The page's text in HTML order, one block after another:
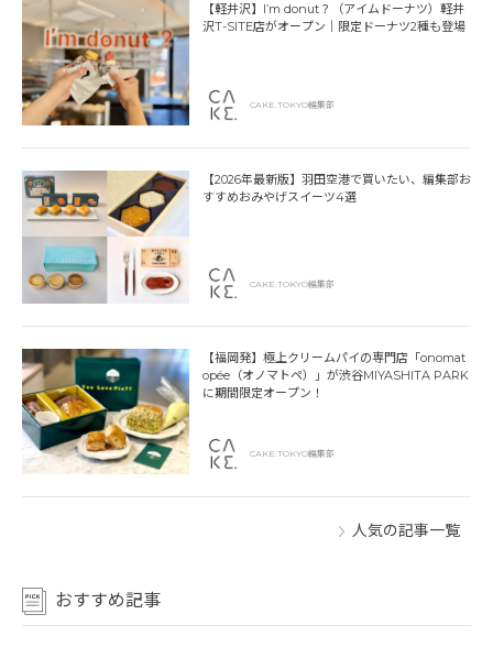
【軽井沢】I’m donut？（アイムドーナツ）軽井
沢T-SITE店がオープン｜限定ドーナツ2種も登場
CAKE.TOKYO編集部
【2026年最新版】羽田空港で買いたい、編集部お
すすめおみやげスイーツ4選
CAKE.TOKYO編集部
【福岡発】極上クリームパイの専門店「onomat
opée（オノマトペ）」が渋谷MIYASHITA PARK
に期間限定オープン！
CAKE.TOKYO編集部
人気の記事一覧
おすすめ記事